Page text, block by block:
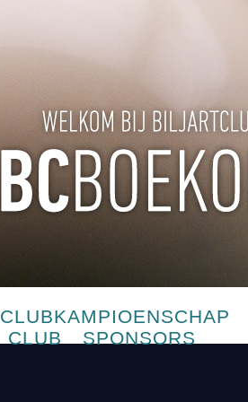
CLUBKAMPIOENSCHAP
CLUB SPONSORS